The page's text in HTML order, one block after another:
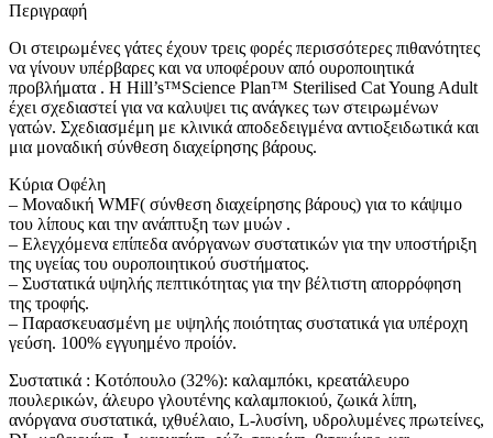
Περιγραφή
Οι στειρωμένες γάτες έχουν τρεις φορές περισσότερες πιθανότητες
να γίνουν υπέρβαρες και να υποφέρουν από ουροποιητικά
προβλήματα . Η Hill’s™Science Plan™ Sterilised Cat Young Adult
έχει σχεδιαστεί για να καλυψει τις ανάγκες των στειρωμένων
γατών. Σχεδιασμέμη με κλινικά αποδεδειγμένα αντιοξειδωτικά και
μια μοναδική σύνθεση διαχείρησης βάρους.
Κύρια Οφέλη
– Μοναδική WMF( σύνθεση διαχείρησης βάρους) για το κάψιμο
του λίπους και την ανάπτυξη των μυών .
– Ελεγχόμενα επίπεδα ανόργανων συστατικών για την υποστήριξη
της υγείας του ουροποιητικού συστήματος.
– Συστατικά υψηλής πεπτικότητας για την βέλτιστη απορρόφηση
της τροφής.
– Παρασκευασμένη με υψηλής ποιότητας συστατικά για υπέροχη
γεύση. 100% εγγυημένο προίόν.
Συστατικά : Κοτόπουλο (32%): καλαμπόκι, κρεατάλευρο
πουλερικών, άλευρο γλουτένης καλαμποκιού, ζωικά λίπη,
ανόργανα συστατικά, ιχθυέλαιο, L-λυσίνη, υδρολυμένες πρωτείνες,